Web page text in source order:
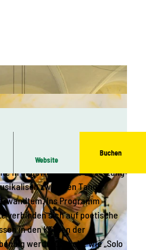
Website
Buchen
Dresden spielt Klassiker aus 80
in ungewöhnlicher Besetzung
zwischen Tango,
Ins Programm
verbinden sich auf poetische
in den Köpfen der
werden. Stücke wie „Solo